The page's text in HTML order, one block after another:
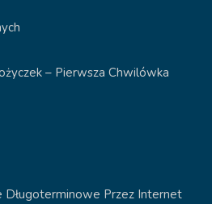
– Pierwsza Chwilówka
Długoterminowe Przez Internet